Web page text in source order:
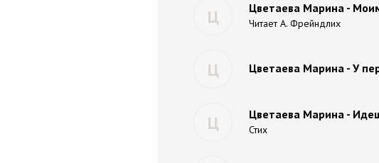
Ц Цветаева Марина -
Читает А. Фрейндлих
Ц Цветаева Марина - У
Ц Цветаева Марина -
Стих